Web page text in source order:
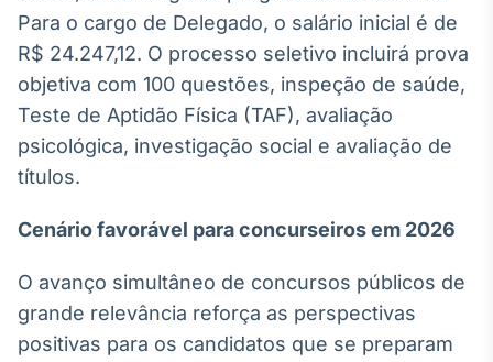
Para o cargo de Delegado, o salário inicial é de
R$ 24.247,12. O processo seletivo incluirá prova
objetiva com 100 questões, inspeção de saúde,
Teste de Aptidão Física (TAF), avaliação
psicológica, investigação social e avaliação de
títulos.
Cenário favorável para concurseiros em 2026
O avanço simultâneo de concursos públicos de
grande relevância reforça as perspectivas
positivas para os candidatos que se preparam